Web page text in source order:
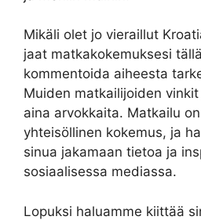
Mikäli olet jo vieraillut
jaat matkakokemuksesi
kommentoida aiheesta
Muiden matkailijoiden
aina arvokkaita. Matkailu
yhteisöllinen kokemus, ja
sinua jakamaan tietoa ja
sosiaalisessa mediassa.
Lopuksi haluamme kiittää